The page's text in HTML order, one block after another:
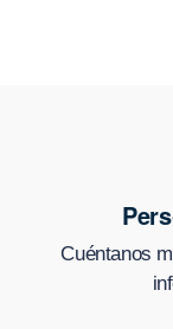
Cuéntanos